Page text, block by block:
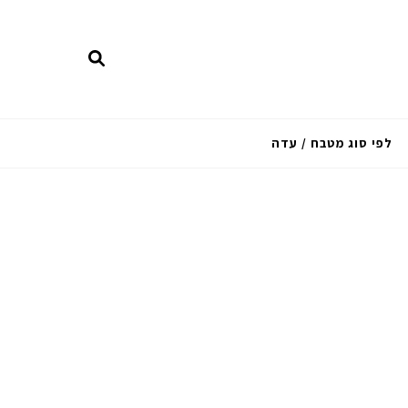
לפי סוג מטבח / עדה